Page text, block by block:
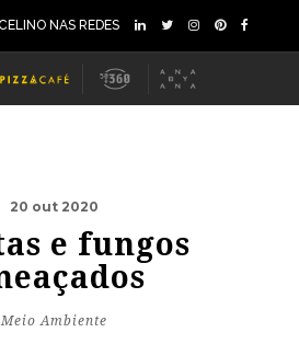
NAS REDES
20 out 2020
e fungos
Meio Ambiente